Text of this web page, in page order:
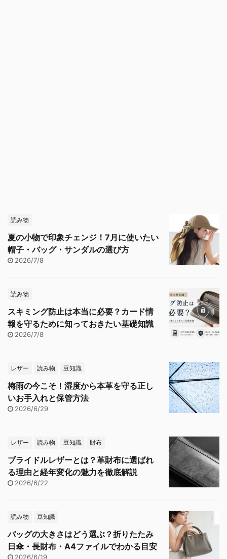
読み物
夏の小物で印象チェンジ！7月に使いたい
帽子・バッグ・サンダルの選び方
2026/7/8
読み物
スキミング防止は本当に必要？カード情
報を守るために知っておきたい基礎知識
2026/7/8
レザー 読み物 豆知識
梅雨の今こそ！湿度から本革を守る正し
いお手入れと保管方法
2026/6/29
レザー 読み物 豆知識 財布
ブライドルレザーとは？革財布に選ばれ
る理由と経年変化の魅力を徹底解説
2026/6/22
読み物 豆知識
バッグの大きさはどう選ぶ？折りたたみ
日傘・長財布・A4ファイルでわかる目安
2026/6/19